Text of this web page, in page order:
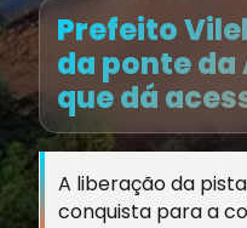
Prefeito
da ponte da
que dá
A liberação da
conquista para a